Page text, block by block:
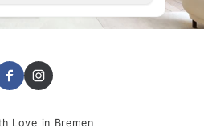
FacebookInstagram
Love in Bremen